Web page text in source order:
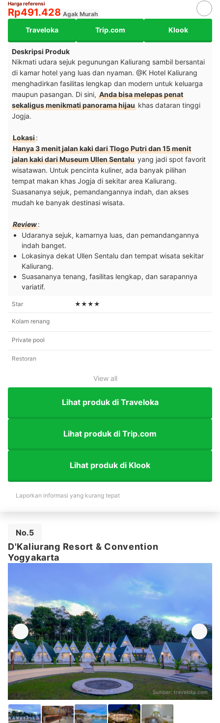
Harga referensi
Rp491.428 Agak Murah
Traveloka Trip.com Klook
Deskripsi Produk
Nikmati udara sejuk pegunungan Kaliurang sambil bersantai
di kamar hotel yang luas dan nyaman. @K Hotel Kaliurang
menghadirkan fasilitas lengkap dan modern untuk keluarga
maupun pasangan. Di sini, Anda bisa melepas penat
sekaligus menikmati panorama hijau khas dataran tinggi
Jogja.
Lokasi:
Hanya 3 menit jalan kaki dari Tlogo Putri dan 15 menit
jalan kaki dari Museum Ullen Sentalu yang jadi spot favorit
wisatawan. Untuk pencinta kuliner, ada banyak pilihan
tempat makan khas Jogja di sekitar area Kaliurang.
Suasananya sejuk, pemandangannya indah, dan akses
mudah ke banyak destinasi wisata.
Review:
Udaranya sejuk, kamarnya luas, dan pemandangannya
indah banget.
Lokasinya dekat Ullen Sentalu dan tempat wisata sekitar
Kaliurang.
Suasananya tenang, fasilitas lengkap, dan sarapannya
variatif.
Star ★★★★
Kolam renang
Private pool
Restoran
View all
Lihat produk di Traveloka
Lihat produk di Trip.com
Lihat produk di Klook
Laporkan informasi yang kurang tepat
No.5
D'Kaliurang Resort & Convention
Yogyakarta
Sumber:traveloka.com